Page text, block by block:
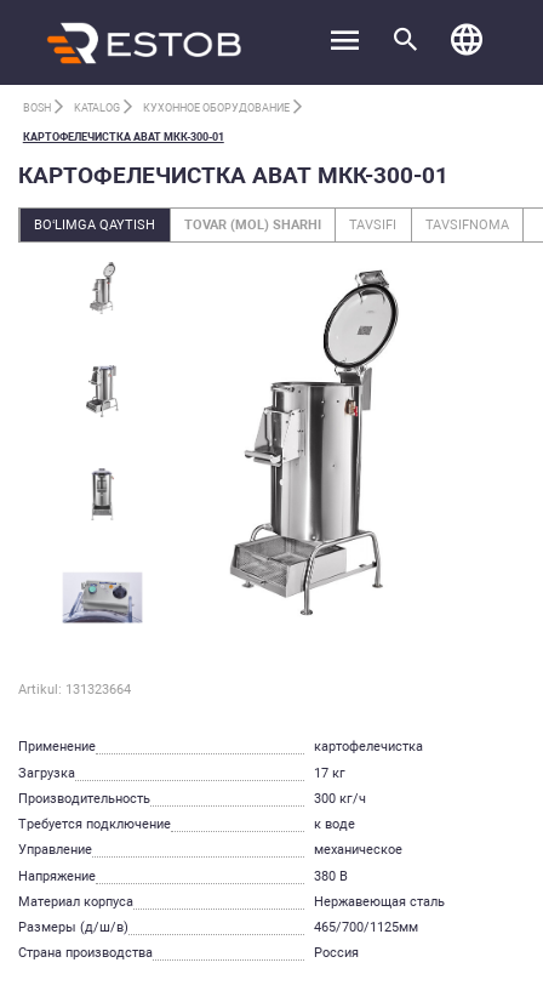
BOSH KATALOG КУХОННОЕ ОБОРУДОВАНИЕ
КАРТОФЕЛЕЧИСТКА ABAT МКК-300-01
КАРТОФЕЛЕЧИСТКА ABAT МКК-300-01
BO‘LIMGA QAYTISH TOVAR (MOL) SHARHI TAVSIFI TAVSIFNOMA
Artikul: 131323664
Применение
картофелечистка
Загрузка
17 кг
Производительность
300 кг/ч
Требуется подключение
к воде
Управление
механическое
Напряжение
380 В
Материал корпуса
Нержавеющая сталь
Размеры (д/ш/в)
465/700/1125мм
Страна производства
Россия